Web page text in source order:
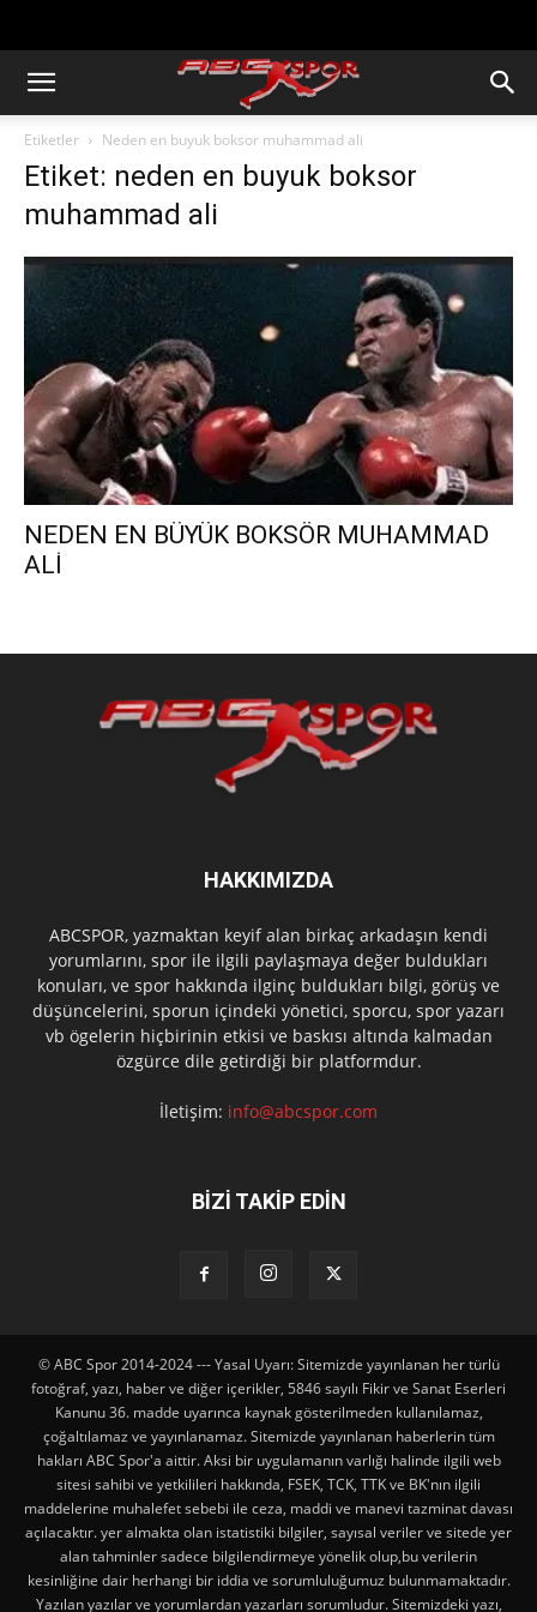
Etiketler Neden en buyuk boksor muhammad ali
Etiket: neden en buyuk boksor
muhammad ali
NEDEN EN BÜYÜK BOKSÖR MUHAMMAD
ALİ
HAKKIMIZDA
ABCSPOR, yazmaktan keyif alan birkaç arkadaşın kendi
yorumlarını, spor ile ilgili paylaşmaya değer buldukları
konuları, ve spor hakkında ilginç buldukları bilgi, görüş ve
düşüncelerini, sporun içindeki yönetici, sporcu, spor yazarı
vb ögelerin hiçbirinin etkisi ve baskısı altında kalmadan
özgürce dile getirdiği bir platformdur.
İletişim: info@abcspor.com
BİZİ TAKİP EDİN
© ABC Spor 2014-2024 --- Yasal Uyarı: Sitemizde yayınlanan her türlü
fotoğraf, yazı, haber ve diğer içerikler, 5846 sayılı Fikir ve Sanat Eserleri
Kanunu 36. madde uyarınca kaynak gösterilmeden kullanılamaz,
çoğaltılamaz ve yayınlanamaz. Sitemizde yayınlanan haberlerin tüm
hakları ABC Spor'a aittir. Aksi bir uygulamanın varlığı halinde ilgili web
sitesi sahibi ve yetkilileri hakkında, FSEK, TCK, TTK ve BK'nın ilgili
maddelerine muhalefet sebebi ile ceza, maddi ve manevi tazminat davası
açılacaktır. yer almakta olan istatistiki bilgiler, sayısal veriler ve sitede yer
alan tahminler sadece bilgilendirmeye yönelik olup,bu verilerin
kesinliğine dair herhangi bir iddia ve sorumluluğumuz bulunmamaktadır.
Yazılan yazılar ve yorumlardan yazarları sorumludur. Sitemizdeki yazı,